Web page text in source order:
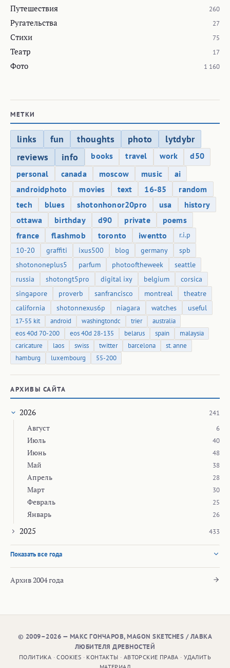
Путешествия 260
Ругательства 27
Стихи 75
Театр 17
Фото 1 160
МЕТКИ
links fun thoughts photo
lytdybr
reviews
info books travel work
d50
personal
canada moscow music
ai
androidphoto
movies text 16-85
random
tech
blues shotonhonor20pro usa
history
ottawa
birthday d90 private
poems
france
flashmob toronto iwentto
r.i.p
10-20
graffiti ixus500 blog germany
spb
shotononeplus5
parfum photooftheweek
seattle
russia
shotongt5pro digital ixy belgium
corsica
singapore
proverb sanfrancisco montreal
theatre
california
shotonnexus6p niagara watches useful
17-55 kit android washingtondc trier
australia
eos 40d 70-200
eos 40d 28-135 belarus spain
malaysia
caricature
laos swiss twitter barcelona
st. anne
hamburg
luxembourg 55-200
АРХИВЫ САЙТА
2026 241
Август 6
Июль 40
Июнь 48
Май 38
Апрель 28
Март 30
Февраль 25
Январь 26
2025 433
Показать все года
Архив 2004 года
© 2009–2026 — МАКС ГОНЧАРОВ, MAGON SKETCHES / ЛАВКА
ЛЮБИТЕЛЯ ДРЕВНОСТЕЙ
ПОЛИТИКА ·COOKIES · КОНТАКТЫ · АВТОРСКИЕ ПРАВА ·УДАЛИТЬ